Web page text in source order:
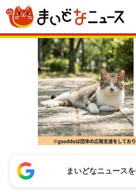
まいどなニュース